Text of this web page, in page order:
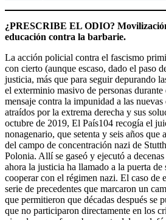
¿PRESCRIBE EL ODIO?
educación contra la barbarie.
La acción policial contra el fascismo
con cierto (aunque escaso, dado el paso
justicia, más que para seguir depurando
el exterminio masivo de personas
mensaje contra la impunidad a las nuevas
atraídos por la extrema derecha y sus
octubre de 2019, El País104 recogía el
nonagenario, que setenta y seis años que
del campo de concentración nazi de
Polonia. Allí se gaseó y ejecutó a
ahora la justicia ha llamado a la puerta de
cooperar con el régimen nazi. El caso de
serie de precedentes que marcaron un
que permitieron que décadas después se
que no participaron directamente en los